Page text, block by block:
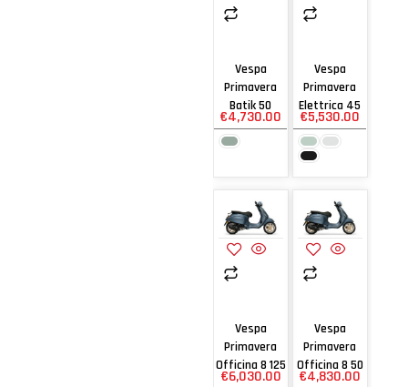
Vespa
Primavera
Batik 50
€4,730.00
Vespa
Primavera
Elettrica 45
€5,530.00
Vespa
Primavera
Officina 8 125
€6,030.00
Vespa
Primavera
Officina 8 50
€4,830.00